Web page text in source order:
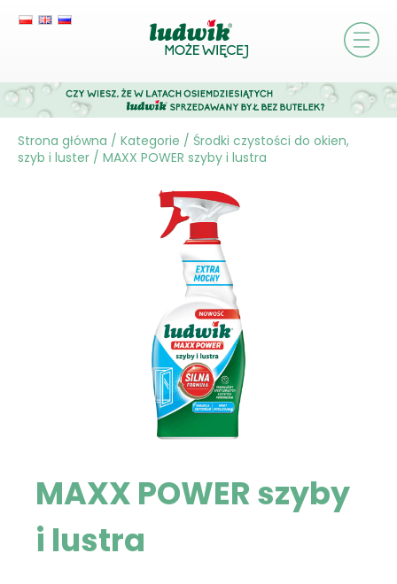
Strona główna / Kategorie / Środki czystości do okien,
szyb i luster / MAXX POWER szyby i lustra
MAXX POWER szyby
i lustra